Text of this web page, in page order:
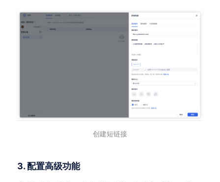
创建短链接
3. 配置高级功能